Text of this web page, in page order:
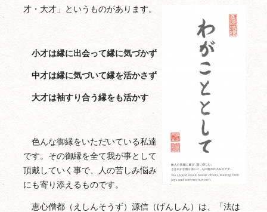
才・大才」というものがあります。
小才は縁に出会って縁に気づかず
中才は縁に気づいて縁を活かさず
大才は袖すり合う縁をも活かす
色んな御縁をいただいている私達
です。その御縁を全て我が事として
頂戴していく事で、人の苦しみ悩み
にも寄り添えるものです。
恵心僧都（えしんそうず）源信（げんしん）は、「法は